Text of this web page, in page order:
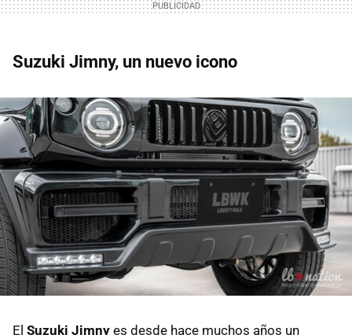
Suzuki Jimny, un nuevo icono
El Suzuki Jimny es desde hace muchos años un